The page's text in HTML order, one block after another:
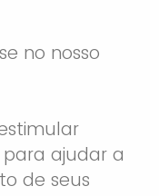
no nosso
para ajudar a
de seus